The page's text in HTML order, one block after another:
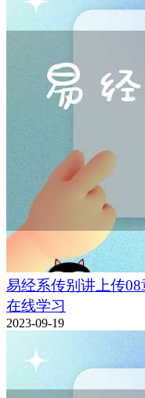
易经系传别讲上传08
在线学习
2023-09-19